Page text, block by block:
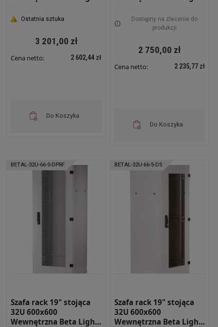
Ostatnia sztuka
3 201,00 zł
Cena netto: 2 602,44 zł
Do Koszyka
Dostępny na zlecenie do
produkcji
2 750,00 zł
Cena netto: 2 235,77 zł
Do Koszyka
BETAL-32U-66-S-DPRF
Szafa rack 19" stojąca
32U 600x600
Wewnętrzna Beta Light
BETAL-32U-66-S-DS
Szafa rack 19" stojąca
32U 600x600
Wewnętrzna Beta Light